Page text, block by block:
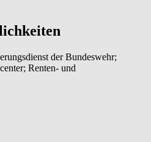
der Bundeswehr;
Renten- und